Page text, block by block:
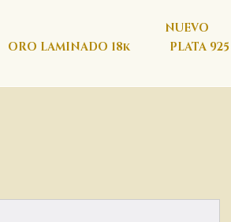
ORO LAMINADO 18k PLATA 925
NUEVO